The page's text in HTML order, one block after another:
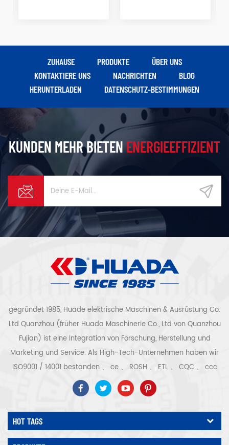
ZUHAUSE PRODUKTE
ÜBER UNS
KONTAKTIERE UNS
NACHRICHTEN
BLOG
HERUNTERLADEN
DATENSCHUTZ-BESTIMMUNGEN
KUNDEN MEHR BIETENENERGIEEFFIZIENT
gegründet 1985, Huade elektrische Maschinen & Ausrüstung Co.
Ltd Quanzhou (früher Huada Maschinerie Co., Ltd von Quanzhou
Fujian) ist eine Integration von Forschung, Herstellung und
Marketing und Service. Als High-Tech-Unternehmen haben wir
ISO9001 / 14001 bestanden 、 ce 、 ROSH 、 ETL 、 CQC 、 ccc
Qualitäts- und Sicherheitszertifizierung, High-Tech-
Unternehmenszertifizierung usw. Luftkompressorsystem und -
ausrüstung umfassen Schraubentyp, Zentrifugaltyp, ölfrei,
Spiraltyp, Kolbentyp, Trockner, Filter, Abtropffläche, mit
vollständiger Luftkompressorproduktionslinie, mehr als 300
HOT TAGS